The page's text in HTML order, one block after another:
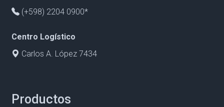
(+598) 2204 0900*
Centro Logístico
Carlos A. López 7434
Productos